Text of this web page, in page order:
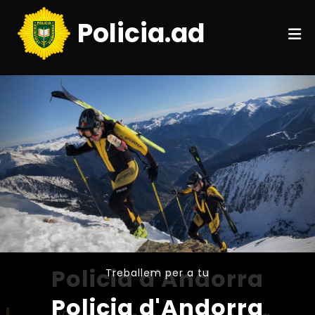
Policia.ad
Treballem per a tu
Policia d'Andorra
Treballem per a tu
Policia d'Andorra
Treballem per a tu
Policia d'Andorra